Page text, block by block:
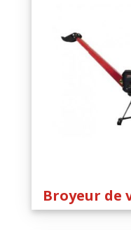
Broyeur de